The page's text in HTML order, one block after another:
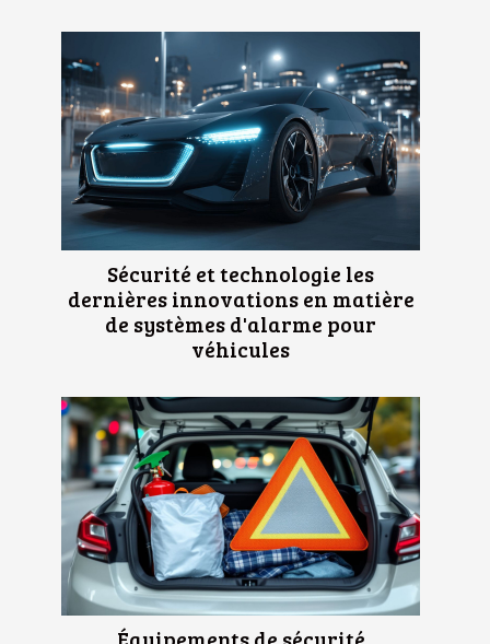
Sécurité et technologie les
dernières innovations en matière
de systèmes d'alarme pour
véhicules